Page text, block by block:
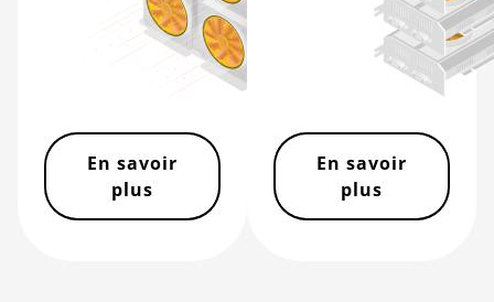
BITMAIN AntMiner S21+ Hyd
(319Th)
BITMAIN AntMiner S21e XP
BITMAIN AntMiner S21e XP
Hyd 3U (860Th)
BITMAIN AntMiner S21j XP
En savoir
plus
En savoir
plus